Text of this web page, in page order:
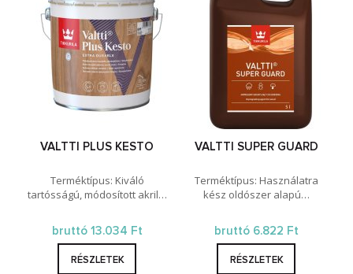
VALTTI PLUS KESTO
Terméktípus: Kiváló
tartósságú, módosított akril…
bruttó 13.034 Ft
RÉSZLETEK
VALTTI SUPER GUARD
Terméktípus: Használatra
kész oldószer alapú…
bruttó 6.822 Ft
RÉSZLETEK